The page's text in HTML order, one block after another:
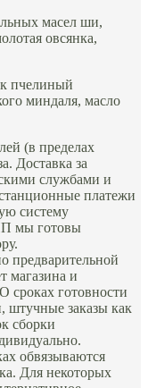
масел ши,
овсянка,
пчелиный
миндаля, масло
(в пределах
Доставка за
службами и
платежи
систему
мы готовы
предварительной
магазина и
сроках готовности
штучные заказы как
сборки
обвязываются
Для некоторых